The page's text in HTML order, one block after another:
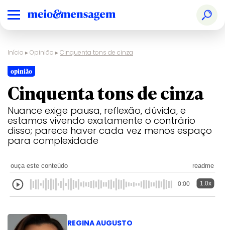
Início ▸Opinião ▸Cinquenta tons de cinza
opinião
Cinquenta tons de cinza
Nuance exige pausa, reflexão, dúvida, e
estamos vivendo exatamente o contrário
disso; parece haver cada vez menos espaço
para complexidade
ouça este conteúdo readme
0:00 1.0x
REGINA AUGUSTO